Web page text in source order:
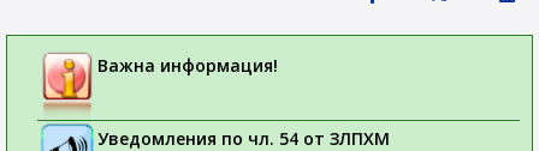
Важна информация!
Уведомления по чл. 54 от ЗЛПХМ